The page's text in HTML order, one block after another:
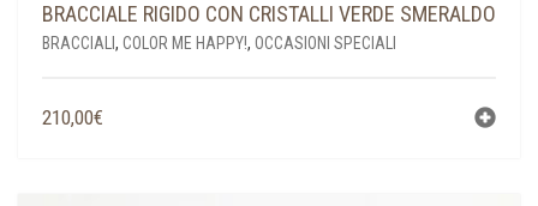
BRACCIALE RIGIDO CON CRISTALLI VERDE SMERALDO
BRACCIALI , COLOR ME HAPPY!, OCCASIONI SPECIALI
210,00€